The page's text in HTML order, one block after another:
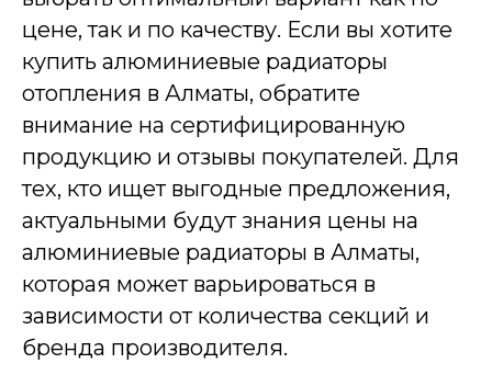
цене, так и по качеству. Если вы хотите
купить алюминиевые радиаторы
отопления в Алматы, обратите
внимание на сертифицированную
продукцию и отзывы покупателей. Для
тех, кто ищет выгодные предложения,
актуальными будут знания цены на
алюминиевые радиаторы в Алматы,
которая может варьироваться в
зависимости от количества секций и
бренда производителя.